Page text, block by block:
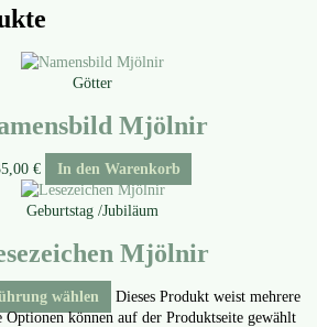
Götter
Mjölnir
€ In den Warenkorb
Geburtstag /Jubiläum
Mjölnir
wählen
Dieses Produkt weist mehrere
Optionen können auf der Produktseite gewählt